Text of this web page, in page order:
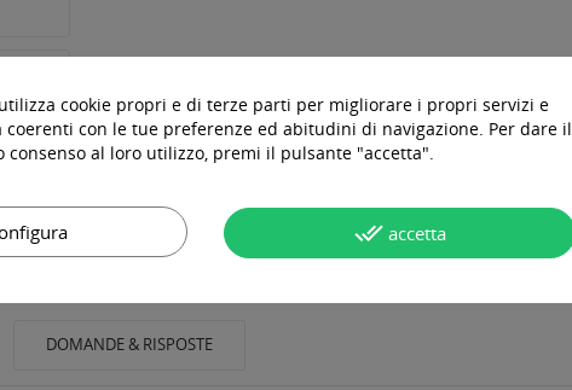
DOMANDE & RISPOSTE
cookie propri e di terze parti per migliorare i propri servizi e
con le tue preferenze ed abitudini di navigazione. Per dare il
consenso al loro utilizzo, premi il pulsante "accetta".
done_all accetta